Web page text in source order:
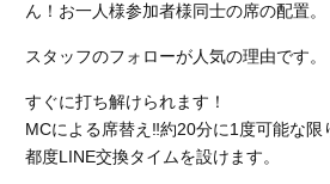
ん！お一人様参加者様同士の席の配置。
スタッフのフォローが人気の理由です。
すぐに打ち解けられます！
MCによる席替え‼︎約20分に1度可能な限
都度LINE交換タイムを設けます。